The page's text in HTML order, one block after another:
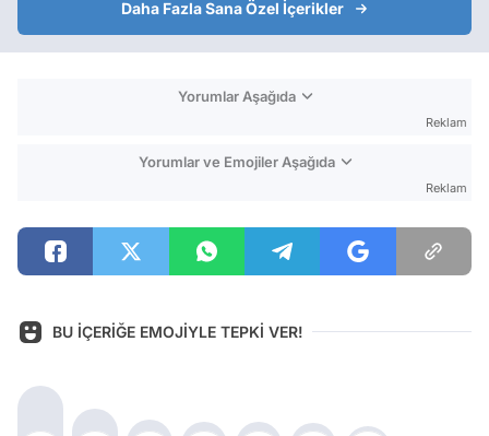
Daha Fazla Sana Özel İçerikler
Yorumlar Aşağıda
Reklam
Yorumlar ve Emojiler Aşağıda
Reklam
BU İÇERİĞE EMOJİYLE TEPKİ VER!